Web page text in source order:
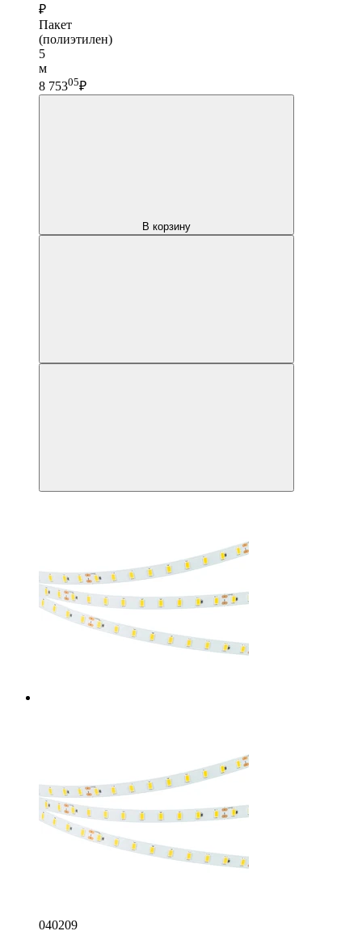
₽
Пакет
(полиэтилен)
5
м
8 75305₽
В корзину
040209